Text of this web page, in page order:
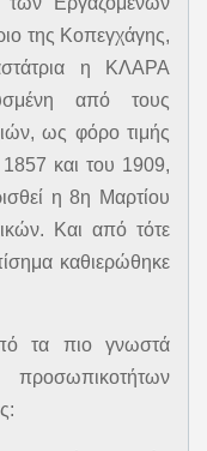
της Κοπεγχάγης,
η ΚΛΑΡΑ
από τους
ως φόρο τιμής
1857 και του 1909,
η 8η Μαρτίου
Και από τότε
καθιερώθηκε
τα πιο γνωστά